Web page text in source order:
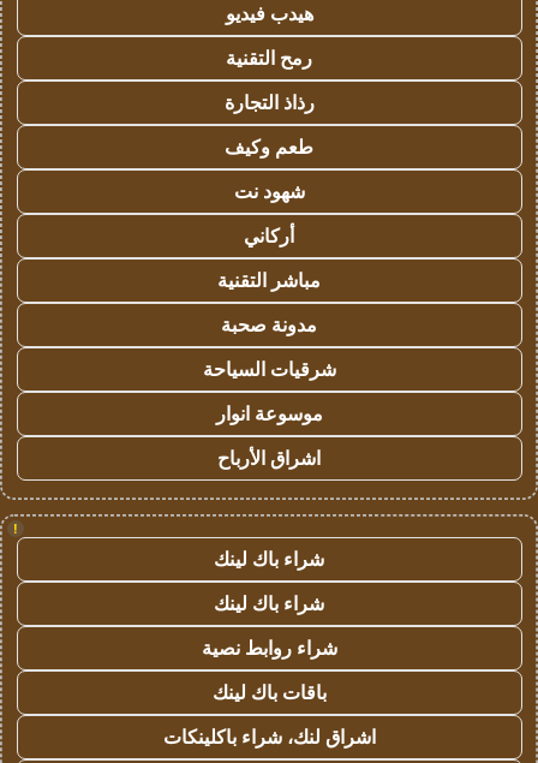
هيدب فيديو
رمح التقنية
رذاذ التجارة
طعم وكيف
شهود نت
أركاني
مباشر التقنية
مدونة صحبة
شرقيات السياحة
موسوعة انوار
اشراق الأرباح
!
شراء باك لينك
شراء باك لينك
شراء روابط نصية
باقات باك لينك
اشراق لنك، شراء باكلينكات